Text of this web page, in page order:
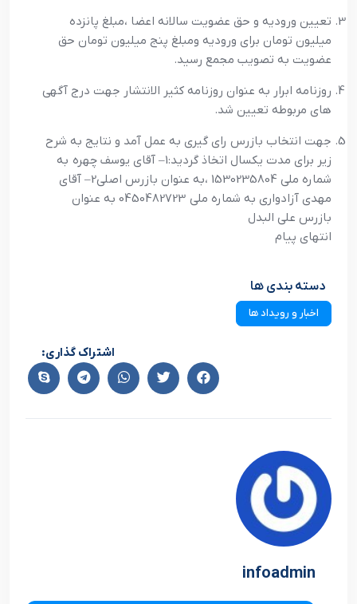
تعیین ورودیه و حق عضویت سالانه اعضا ،مبلغ پانزده
میلیون تومان برای ورودیه ومبلغ پنج میلیون تومان حق
عضویت به تصویب مجمع رسید.
روزنامه ابرار به عنوان روزنامه کثیر الانتشار جهت درج آگهی
های مربوطه تعیین شد.
جهت انتخاب بازرس رای گیری به عمل آمد و نتایج به شرح
زیر برای مدت یکسال اتخاذ گردید:1– آقای یوسف چهره به
شماره ملی 1530235804 ،به عنوان بازرس اصلی2– آقای
مهدی آزادواری به شماره ملی 0450482723 به عنوان
بازرس علی البدل
انتهای پیام
دسته بندی ها
اخبار و رویداد ها
اشتراک گذاری:
infoadmin